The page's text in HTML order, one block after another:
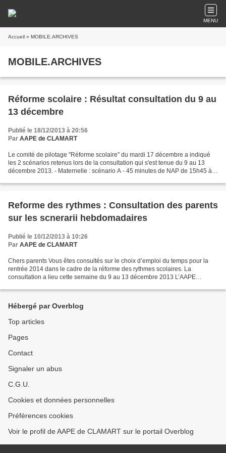
MENU
Accueil » MOBILE.ARCHIVES
MOBILE.ARCHIVES
Réforme scolaire : Résultat consultation du 9 au
13 décembre
Publié le 18/12/2013 à 20:56
Par AAPE de CLAMART
Le comité de pilotage "Réforme scolaire" du mardi 17 décembre a indiqué
les 2 scénarios retenus lors de la consultation qui s'est tenue du 9 au 13
décembre 2013. - Maternelle : scénario A - 45 minutes de NAP de 15h45 à
Reforme des rythmes : Consultation des parents
sur les scnerarii hebdomadaires
Publié le 10/12/2013 à 10:26
Par AAPE de CLAMART
Chers parents Vous êtes consultés sur le choix d’emploi du temps pour la
rentrée 2014 dans le cadre de la réforme des rythmes scolaires. La
consultation a lieu cette semaine du 9 au 13 décembre 2013 L’AAPE
Hébergé par Overblog
Top articles
Pages
Contact
Signaler un abus
C.G.U.
Cookies et données personnelles
Préférences cookies
Voir le profil de AAPE de CLAMART sur le portail Overblog